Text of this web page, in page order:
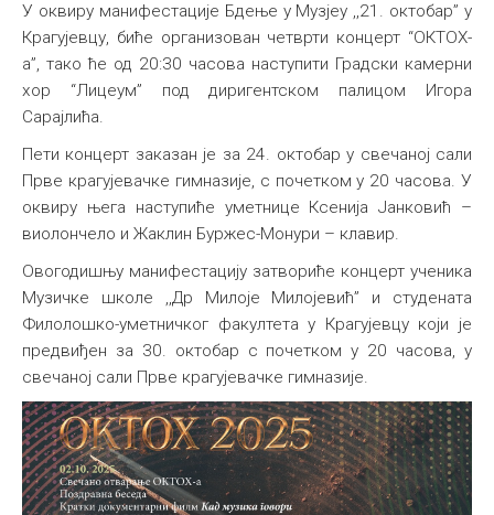
У оквиру манифестације Бдење у Музјеу ,,21. октобар” у
Крагујевцу, биће организован четврти концерт “ОКТОХ-
а”, тако ће од 20:30 часова наступити Градски камерни
хор “Лицеум” под диригентском палицом Игора
Сарајлића.
Пети концерт заказан је за 24. октобар у свечаној сали
Прве крагујевачке гимназије, с почетком у 20 часова. У
оквиру њега наступиће уметнице Ксенија Јанковић –
виолончело и Жаклин Буржес-Монури – клавир.
Овогодишњу манифестацију затвориће концерт ученика
Музичке школе ,,Др Милоје Милојевић” и студената
Филолошко-уметничког факултета у Крагујевцу који је
предвиђен за 30. октобар с почетком у 20 часова, у
свечаној сали Прве крагујевачке гимназије.